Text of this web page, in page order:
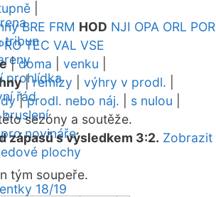
tribun
prohlídka
řád
pro novináře
plochy
18/19
BRE FRM HOD NJI OPA ORL POR
TEC VAL VSE
|doma venku
|remízy výhry v prodl.
|prodl. nebo náj. s nulou
sezóny a soutěže.
zápasů s výsledkem 3:2. Zobrazit
tým soupeře.